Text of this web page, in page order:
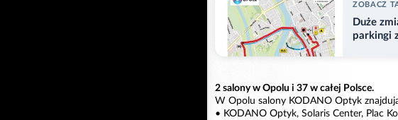
ZOBACZ
Duże
parkingi
2 salony w Opolu i 37 w całej Polsce.
W Opolu salony KODANO Optyk
• KODANO Optyk, Solaris Center, Plac